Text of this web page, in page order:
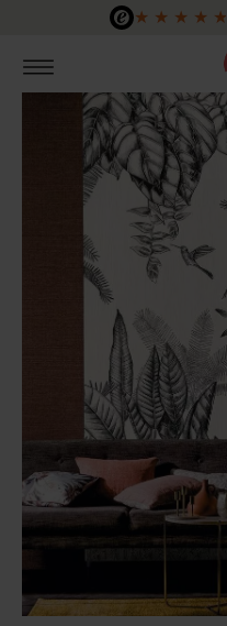
Zum Hauptinhalt springen
★ ★ ★ ★ ★